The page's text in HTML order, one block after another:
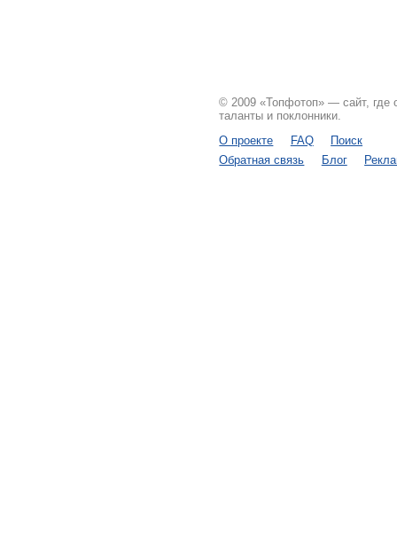
© 2009 «Топфотоп» — сайт, где
таланты и поклонники.
О проекте
FAQ
Поиск
Обратная связь
Блог